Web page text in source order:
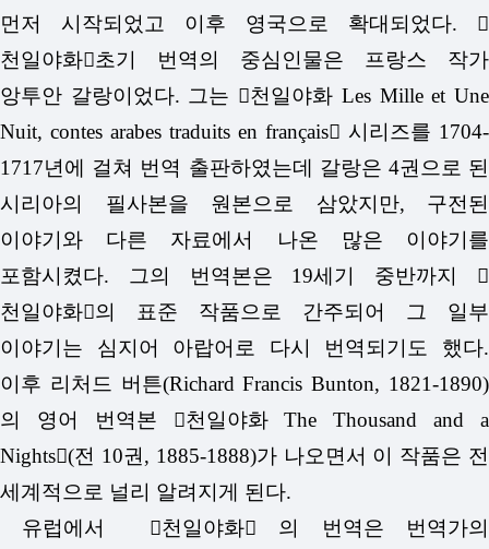
먼저 시작되었고 이후 영국으로 확대되었다. 󰡔
천일야화󰡕초기 번역의 중심인물은 프랑스 작가
앙투안 갈랑이었다. 그는 󰡔천일야화 Les Mille et Une
Nuit, contes arabes traduits en français󰡕 시리즈를 1704-
1717년에 걸쳐 번역 출판하였는데 갈랑은 4권으로 된
시리아의 필사본을 원본으로 삼았지만, 구전된
이야기와 다른 자료에서 나온 많은 이야기를
포함시켰다. 그의 번역본은 19세기 중반까지 󰡔
천일야화󰡕의 표준 작품으로 간주되어 그 일부
이야기는 심지어 아랍어로 다시 번역되기도 했다.
이후 리처드 버튼(Richard Francis Bunton, 1821-1890)
의 영어 번역본 󰡔천일야화 The Thousand and a
Nights󰡕(전 10권, 1885-1888)가 나오면서 이 작품은 전
세계적으로 널리 알려지게 된다.
유럽에서 󰡔천일야화󰡕 의 번역은 번역가의